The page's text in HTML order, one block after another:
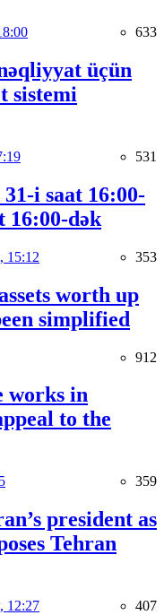
633
üçün
sistemi
531
i saat 16:00-
16:00-dək
15:12 353
worth up
simplified
912
works in
to the
359
president as
Tehran
12:27 407